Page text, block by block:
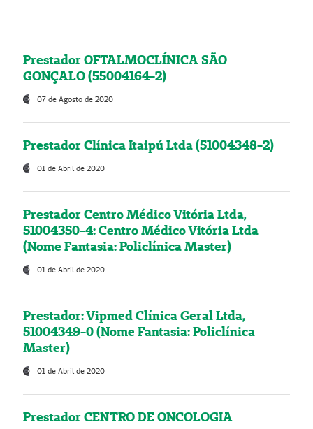
Prestador OFTALMOCLÍNICA SÃO
GONÇALO (55004164-2)
07 de Agosto de 2020
Prestador Clínica Itaipú Ltda (51004348-2)
01 de Abril de 2020
Prestador Centro Médico Vitória Ltda,
51004350-4: Centro Médico Vitória Ltda
(Nome Fantasia: Policlínica Master)
01 de Abril de 2020
Prestador: Vipmed Clínica Geral Ltda,
51004349-0 (Nome Fantasia: Policlínica
Master)
01 de Abril de 2020
Prestador CENTRO DE ONCOLOGIA